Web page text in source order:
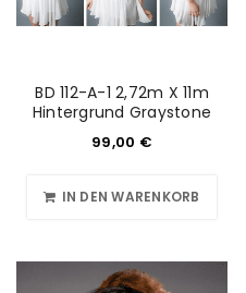
BD 112-A-1 2,72m X 11m
Hintergrund Graystone
99,00 €
IN DEN WARENKORB